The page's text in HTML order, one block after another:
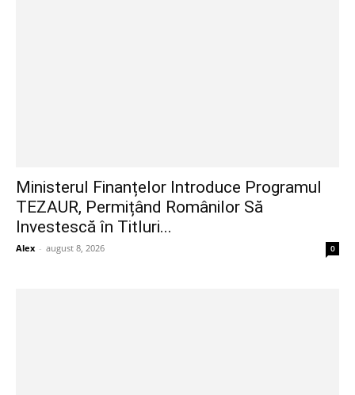
Ministerul Finanțelor Introduce Programul
TEZAUR, Permițând Românilor Să
Investescă în Titluri...
Alex - august 8, 2026 0